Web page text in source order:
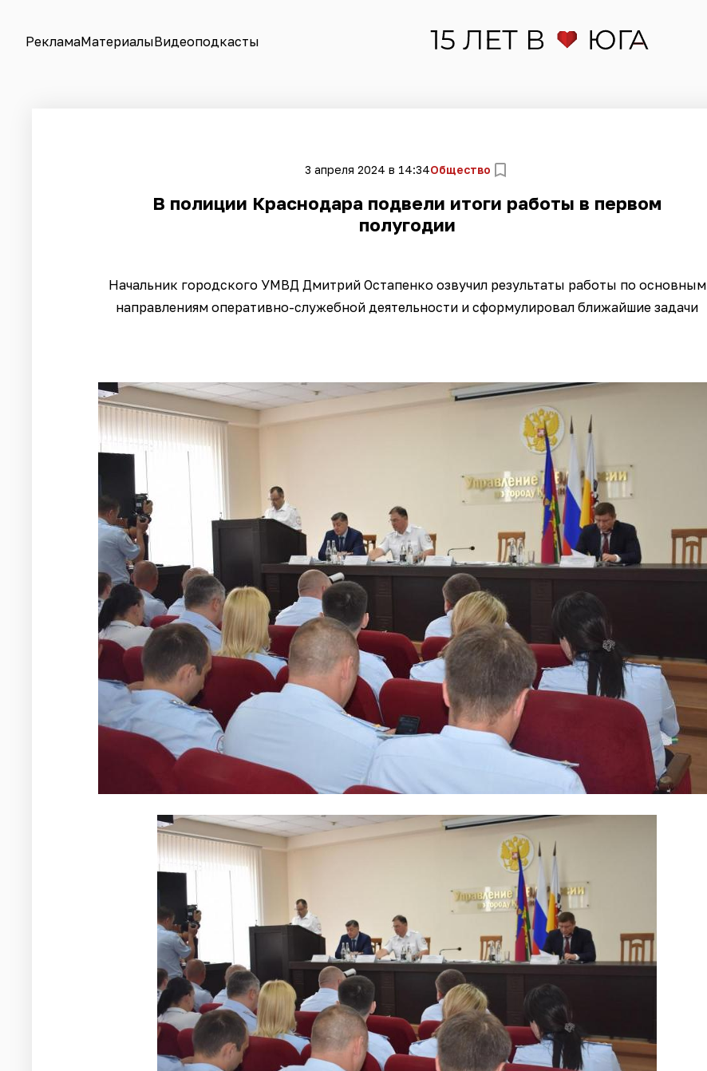
РекламаМатериалыВидеоподкасты
3 апреля 2024 в 14:34Общество
В полиции Краснодара подвели итоги работы в первом
полугодии
Начальник городского УМВД Дмитрий Остапенко озвучил результаты работы по основным
направлениям оперативно-служебной деятельности и сформулировал ближайшие задачи